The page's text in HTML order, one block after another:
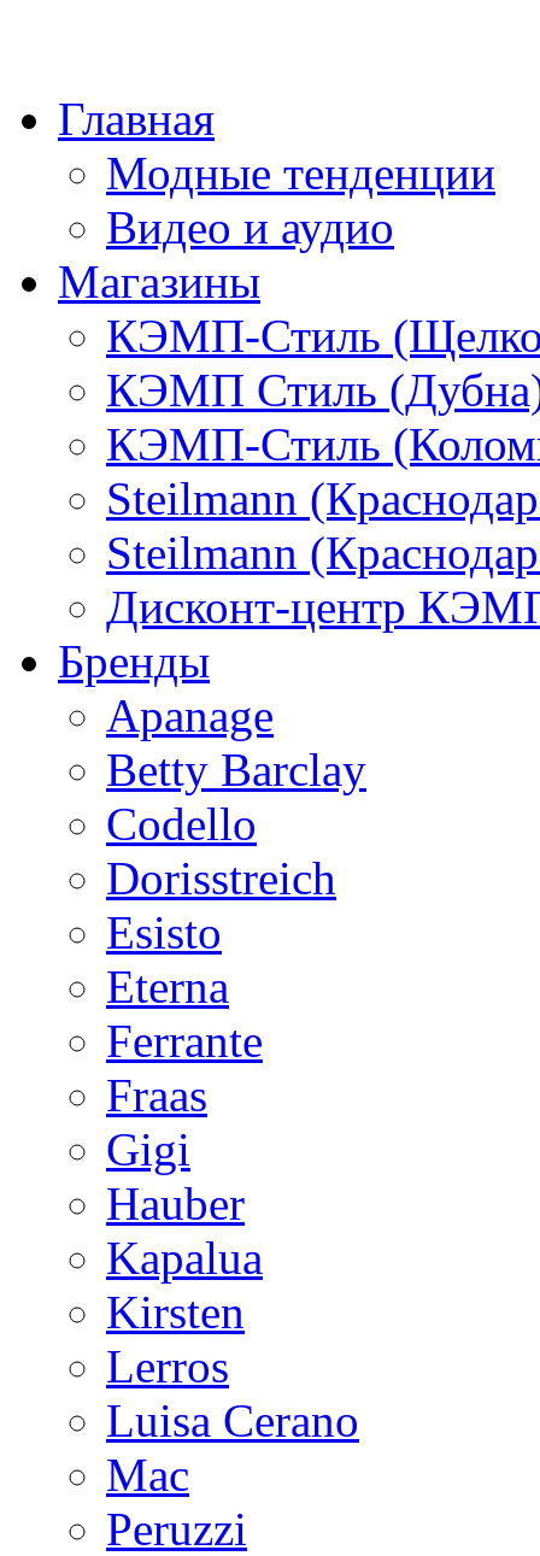
Главная
Модные тенденции
Видео и аудио
Магазины
КЭМП-Стиль
КЭМП Стиль
КЭМП-Стиль
Steilmann
Steilmann
Дисконт-центр
Бренды
Apanage
Betty Barclay
Codello
Dorisstreich
Esisto
Eterna
Ferrante
Fraas
Gigi
Hauber
Kapalua
Kirsten
Lerros
Luisa Cerano
Mac
Peruzzi